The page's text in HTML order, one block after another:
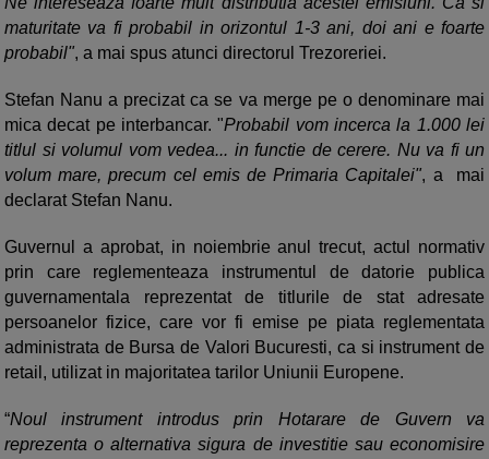
maturitate va fi probabil in orizontul 1-3 ani, doi ani e foarte
probabil", a mai spus atunci directorul Trezoreriei.
Stefan Nanu a precizat ca se va merge pe o denominare mai
mica decat pe interbancar. "Probabil vom incerca la 1.000 lei
titlul si volumul vom vedea... in functie de cerere. Nu va fi un
volum mare, precum cel emis de Primaria Capitalei", a mai
declarat Stefan Nanu.
Guvernul a aprobat, in noiembrie anul trecut, actul normativ
prin care reglementeaza instrumentul de datorie publica
guvernamentala reprezentat de titlurile de stat adresate
persoanelor fizice, care vor fi emise pe piata reglementata
administrata de Bursa de Valori Bucuresti, ca si instrument de
retail, utilizat in majoritatea tarilor Uniunii Europene.
“Noul instrument introdus prin Hotarare de Guvern va
reprezenta o alternativa sigura de investitie sau economisire